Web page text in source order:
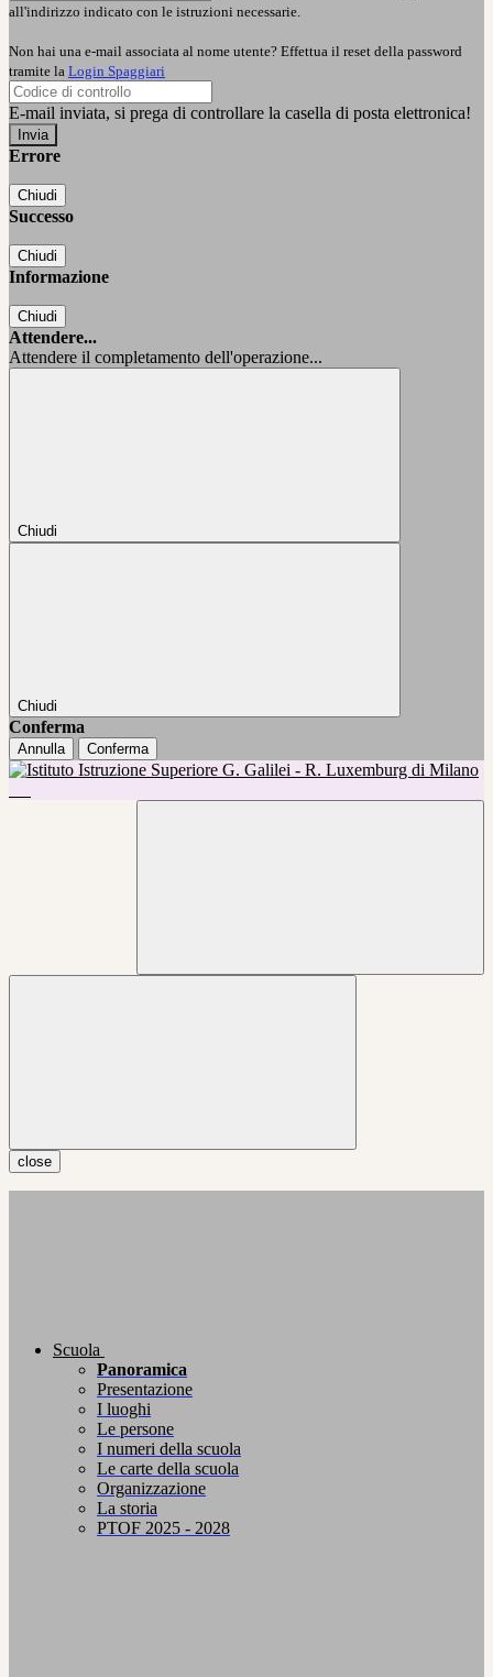
all'indirizzo indicato con le istruzioni necessarie.
Non hai una e-mail associata al nome utente? Effettua il reset della password
tramite la Login Spaggiari
E-mail inviata, si prega di controllare la casella di posta elettronica!
Errore
Chiudi
Successo
Chiudi
Informazione
Chiudi
Attendere...
Attendere il completamento dell'operazione...
Chiudi
Chiudi
Conferma
Annulla Conferma
close
Scuola
Panoramica
Presentazione
I luoghi
Le persone
I numeri della scuola
Le carte della scuola
Organizzazione
La storia
PTOF 2025 - 2028